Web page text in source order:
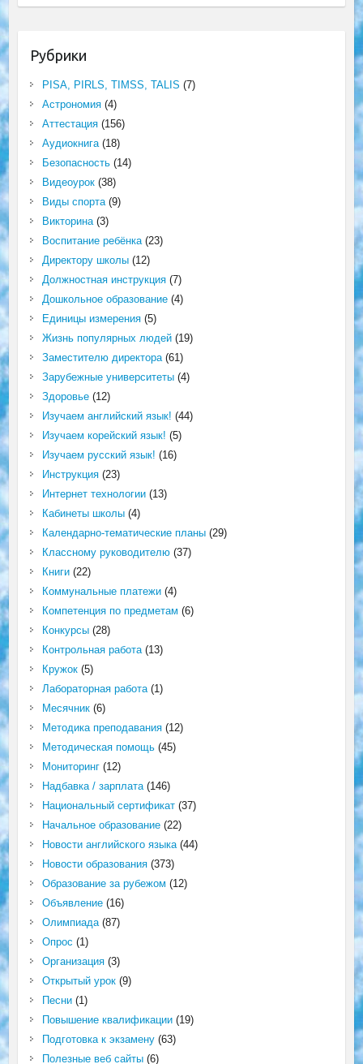
Рубрики
PISA, PIRLS, TIMSS, TALIS (7)
Астрономия(4)
Аттестация(156)
Аудиокнига(18)
Безопасность(14)
Видеоурок(38)
Виды спорта(9)
Викторина(3)
Воспитание ребёнка(23)
Директору школы(12)
Должностная инструкция(7)
Дошкольное образование(4)
Единицы измерения(5)
Жизнь популярных людей(19)
Заместителю директора(61)
Зарубежные университеты(4)
Здоровье(12)
Изучаем английский язык! (44)
Изучаем корейский язык! (5)
Изучаем русский язык! (16)
Инструкция(23)
Интернет технологии(13)
Кабинеты школы(4)
Календарно-тематические планы(29)
Классному руководителю(37)
Книги(22)
Коммунальные платежи(4)
Компетенция по предметам (6)
Конкурсы(28)
Контрольная работа(13)
Кружок(5)
Лабораторная работа(1)
Месячник(6)
Методика преподавания(12)
Методическая помощь(45)
Мониторинг(12)
Надбавка / зарплата(146)
Национальный сертификат(37)
Начальное образование(22)
Новости английского языка(44)
Новости образования(373)
Образование за рубежом (12)
Объявление(16)
Олимпиада(87)
Опрос (1)
Организация(3)
Открытый урок(9)
Песни(1)
Повышение квалификации(19)
Подготовка к экзамену(63)
Полезные веб сайты(6)